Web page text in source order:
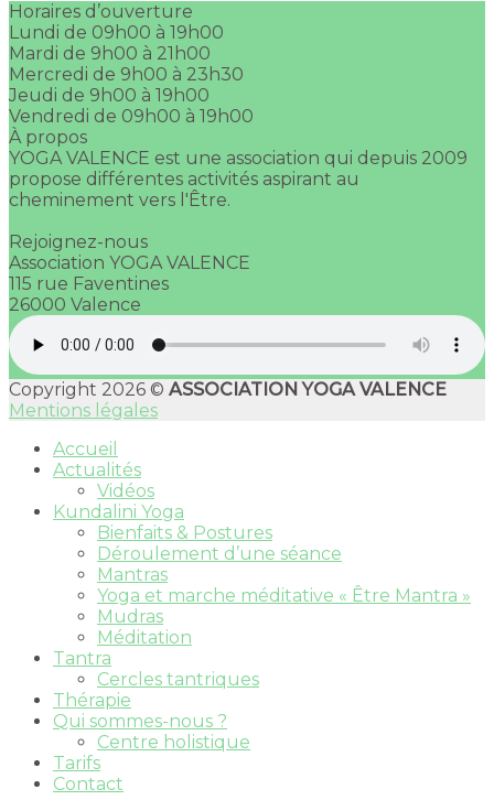
Horaires d’ouverture
Lundi de 09h00 à 19h00
Mardi de 9h00 à 21h00
Mercredi de 9h00 à 23h30
Jeudi de 9h00 à 19h00
Vendredi de 09h00 à 19h00
À propos
YOGA VALENCE est une association qui depuis 2009
propose différentes activités aspirant au
cheminement vers l'Être.
Rejoignez-nous
Association YOGA VALENCE
115 rue Faventines
26000 Valence
Copyright 2026 © ASSOCIATION YOGA VALENCE
Mentions légales
Accueil
Actualités
Vidéos
Kundalini Yoga
Bienfaits & Postures
Déroulement d’une séance
Mantras
Yoga et marche méditative « Être Mantra »
Mudras
Méditation
Tantra
Cercles tantriques
Thérapie
Qui sommes-nous ?
Centre holistique
Tarifs
Contact